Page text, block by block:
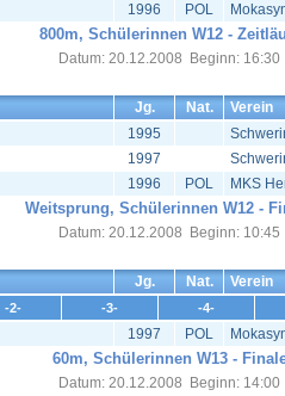
1996 POL
800m, Schülerinnen W12 -
Datum: 20.12.2008 Beginn: 16:30
Jg. Nat.
Verein
1995
1997
1996 POL MKS
Weitsprung, Schülerinnen W12 -
Datum: 20.12.2008 Beginn: 10:45
Jg. Nat. Verein
-2- -3- -4-
1997 POL
60m, Schülerinnen W13 -
Datum: 20.12.2008 Beginn: 14:00